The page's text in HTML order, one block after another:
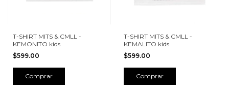
T-SHIRT MITS & CMLL -
KEMONITO kids
$599.00
Comprar
T-SHIRT MITS & CMLL -
KEMALITO kids
$599.00
Comprar